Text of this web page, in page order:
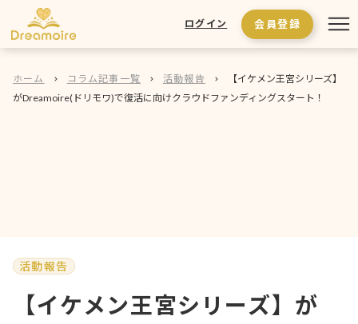
ログイン 会員登録
ホーム コラム記事一覧 活動報告
【イケメン王宮シリーズ】
がDreamoire(ドリモワ)で復活に向けクラウドファンディングスタート！
活動報告
【イケメン王宮シリーズ】が